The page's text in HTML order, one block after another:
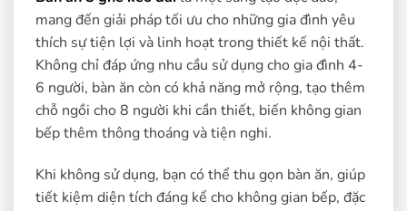
mang đến giải pháp tối ưu cho những gia đình yêu
thích sự tiện lợi và linh hoạt trong thiết kế nội thất.
Không chỉ đáp ứng nhu cầu sử dụng cho gia đình 4-
6 người, bàn ăn còn có khả năng mở rộng, tạo thêm
chỗ ngồi cho 8 người khi cần thiết, biến không gian
bếp thêm thông thoáng và tiện nghi.
Khi không sử dụng, bạn có thể thu gọn bàn ăn, giúp
tiết kiệm diện tích đáng kể cho không gian bếp, đặc